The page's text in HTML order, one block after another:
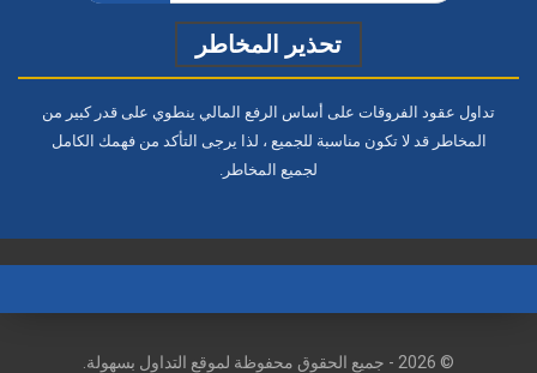
تحذير المخاطر
تداول عقود الفروقات على أساس الرفع المالي ينطوي على قدر كبير من
المخاطر قد لا تكون مناسبة للجميع ، لذا يرجى التأكد من فهمك الكامل
لجميع المخاطر.
© 2026 - جميع الحقوق محفوظة لموقع التداول بسهولة.